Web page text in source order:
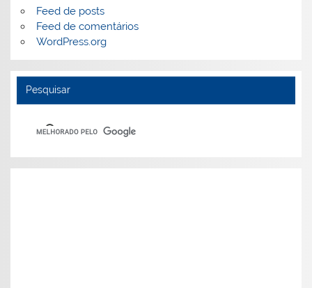
Feed de posts
Feed de comentários
WordPress.org
Pesquisar